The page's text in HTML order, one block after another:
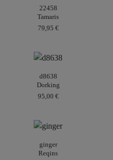
22458
Tamaris
79,95 €
d8638
Dorking
95,00 €
ginger
Reqins